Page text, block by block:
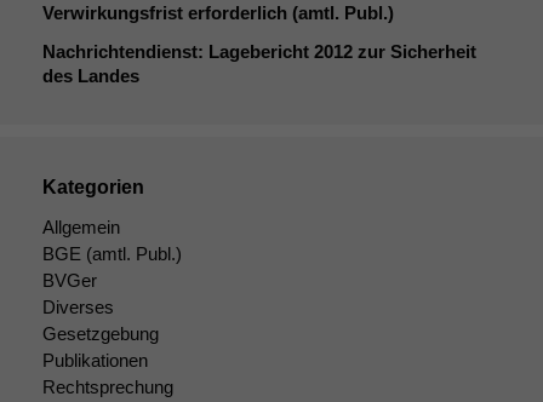
Verwirkungsfrist erforderlich (amtl. Publ.)
Nachrichtendienst: Lagebericht 2012 zur Sicherheit
des Landes
Kategorien
Allgemein
BGE (amtl. Publ.)
BVGer
Diverses
Gesetzgebung
Publikationen
Rechtsprechung